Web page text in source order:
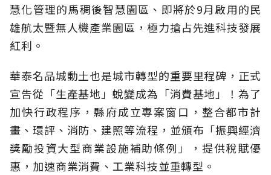
慧化管理的馬稠後智慧園區、即將於9月啟用的民
雄航太暨無人機產業園區，極力搶占先進科技發展
紅利。
華泰名品城動土也是城市轉型的重要里程碑，正式
宣告從「生產基地」蛻變成為「消費基地」！為了
加快行政程序，縣府成立專案窗口，整合都市計
畫、環評、消防、建照等流程，並頒布「振興經濟
獎勵投資大型商業設施補助條例」，提供稅賦優
惠，加速商業消費、工業科技並重轉型。